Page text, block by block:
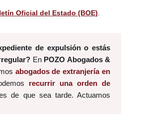
Oficial del Estado (BOE).
de expulsión o estás
En POZO Abogados &
abogados de extranjería en
recurrir una orden de
de que sea tarde. Actuamos